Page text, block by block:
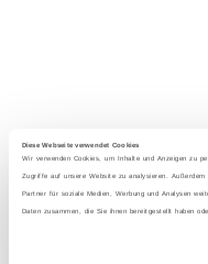
Diese Webseite verwendet Cookies
Wir verwenden Cookies, um Inhalte und Anzeigen zu
Zugriffe auf unsere Website zu analysieren.
Partner für soziale Medien, Werbung und Analysen
Daten zusammen, die Sie ihnen bereitgestellt haben
2025 -